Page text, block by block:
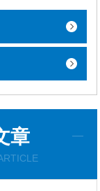
章